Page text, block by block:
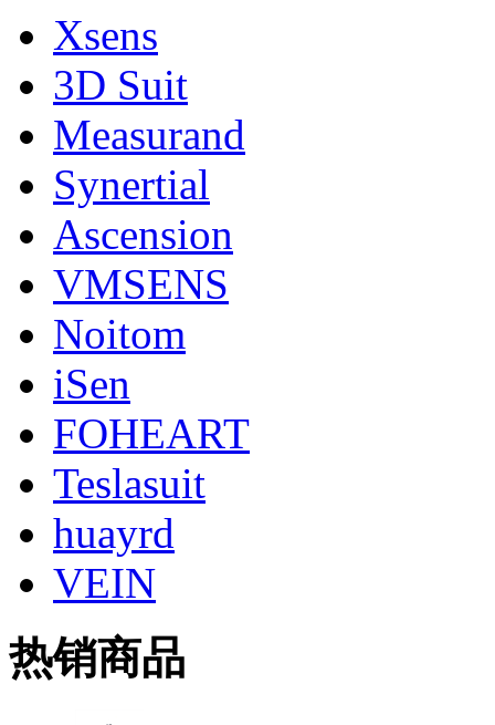
Xsens
3D Suit
Measurand
Synertial
Ascension
VMSENS
Noitom
iSen
FOHEART
Teslasuit
huayrd
VEIN
热销商品